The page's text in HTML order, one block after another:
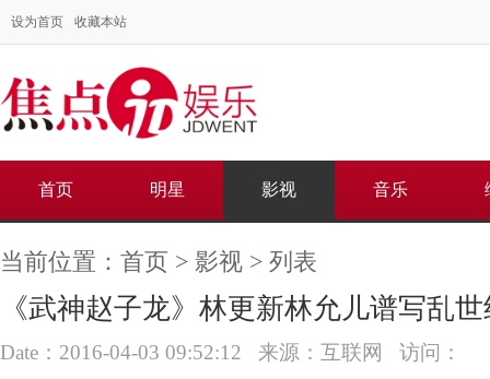
设为首页 收藏本站
首页 明星 影视 音乐
当前位置： 首页 > 影视 > 列表
《武神赵子龙》林更新林允儿谱写乱
Date：2016-04-03 09:52:12 来源：互联网 访问：